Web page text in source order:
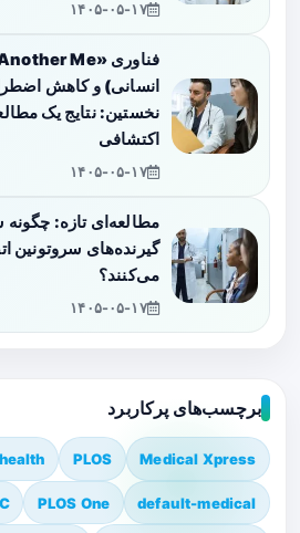
۱۴۰۵-۰۵-۱۷
انسانی) و کاهش
نخستین: نتایج یک
اکتشافی
۱۴۰۵-۰۵-۱۷
مطالعه‌ای تازه:
گیرنده‌های سروتونین
می‌کنند؟
۱۴۰۵-۰۵-۱۷
برچسب‌های پرکاربرد
Medical Xpress
PLOS
default-medical
PLOS One